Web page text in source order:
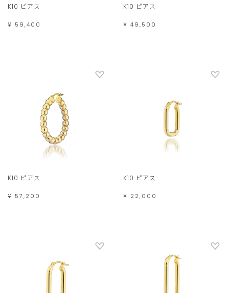
K10 ピアス
¥ 59,400
K10 ピアス
¥ 49,500
K10 ピアス
¥ 57,200
K10 ピアス
¥ 22,000